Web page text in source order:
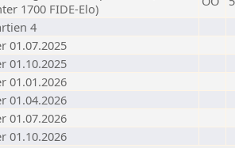
1700 FIDE-Elo)
4
01.07.2025
01.10.2025
01.01.2026
01.04.2026
01.07.2026
01.10.2026